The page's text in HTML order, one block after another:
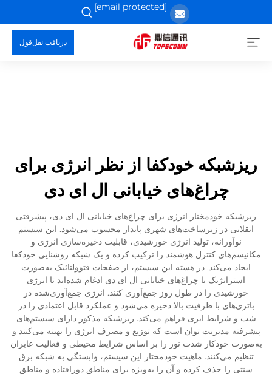
[email protected]
دریافت نقل‌قول
ریزشبکه خودکفا از نظر انرژی برای
چراغ‌های خیابانی ال ای دی
ریزشبکه خودمختار انرژی برای چراغ‌های خیابانی ال ای دی، پیشرفتی
انقلابی در زیرساخت‌های شهری پایدار محسوب می‌شود. این سیستم
نوآورانه، تولید انرژی خورشیدی، قابلیت ذخیره‌سازی انرژی و
مکانیسم‌های کنترل هوشمند را ترکیب کرده و یک شبکه روشنایی خودکفا
ایجاد می‌کند. در هسته این سیستم، از صفحات فتوولتائیک به‌صورت
استراتژیک با چراغ‌های خیابانی ال ای دی ادغام شده‌اند تا انرژی
خورشیدی را در طول روز جمع‌آوری کنند. انرژی جمع‌آوری‌شده در
باتری‌های با ظرفیت بالا ذخیره می‌شود و عملکرد قابل اعتمادی را در
شب و شرایط ابری فراهم می‌کند. ریزشبکه مذکور دارای سیستم‌های
پیشرفته مدیریت توان است که توزیع و مصرف انرژی را بهینه می‌کنند و
به‌صورت خودکار شدت نور را بر اساس شرایط محیطی و فعالیت عابران
تنظیم می‌کنند. ماهیت خودمختار این سیستم، وابستگی به شبکه برق
سنتی را حذف کرده و آن را به‌ویژه برای مناطق دورافتاده و مناطق